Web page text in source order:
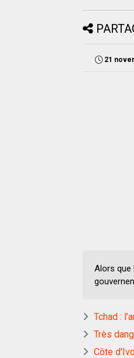
21
Alors que
Tchad :
Très
Côte